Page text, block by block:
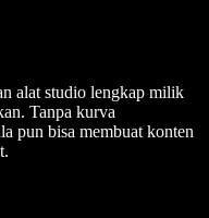
alat studio lengkap milik
Tanpa kurva
pun bisa membuat konten